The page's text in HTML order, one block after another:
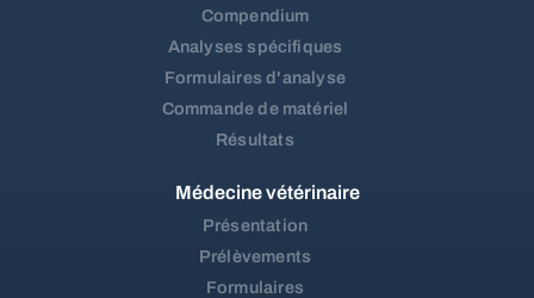
Compendium
Analyses spécifiques
Formulaires d'analyse
Commande de matériel
Résultats
Médecine vétérinaire
Présentation
Prélèvements
Formulaires